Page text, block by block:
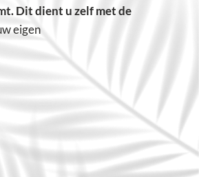
Dit dient u zelf met de
eigen